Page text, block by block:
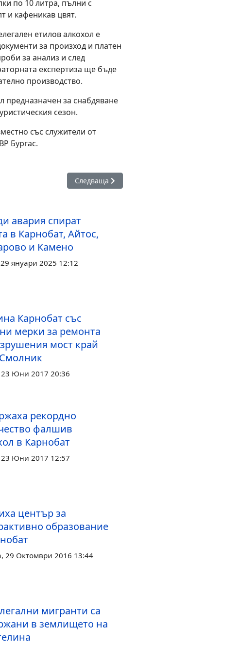
по 10 литра, пълни с
и кафеникав цвят.
етилов алкохол е
за произход и платен
за анализ и след
експертиза ще бъде
производство.
предназначен за снабдяване
сезон.
със служители от
Бургас.
спешни мерки за ремонта на разрушения мост край село Смолник
Следваща статия: Откриха център за
Следваща
авария спират
в Карнобат, Айтос,
и Камено
януари 2025 12:12
Карнобат със
мерки за ремонта
мост край
23 Юни 2017 20:36
рекордно
фалшив
в Карнобат
23 Юни 2017 12:57
център за
образование
29 Октомври 2016 13:44
мигранти са
в землището на